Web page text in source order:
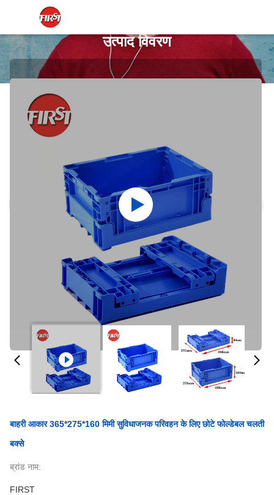
उत्पाद विवरण
बाहरी आकार 365*275*160 मिमी सुविधाजनक परिवहन के लिए छोटे फोल्डेबल चलती
बक्से
ब्रांड नाम:
FIRST